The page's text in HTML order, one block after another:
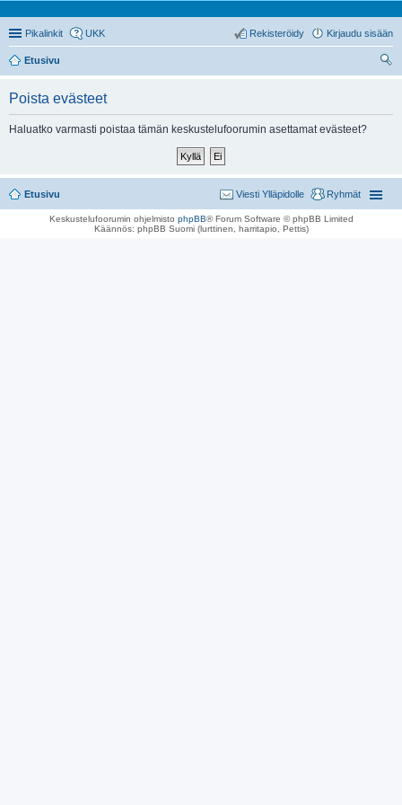
Pikalinkit UKK Kirjaudu sisään
Rekisteröidy
Etusivu
Poista evästeet
Haluatko varmasti poistaa tämän keskustelufoorumin asettamat evästeet?
Etusivu Ryhmät
Viesti Ylläpidolle
Keskustelufoorumin ohjelmisto phpBB® Forum Software © phpBB Limited
Käännös: phpBB Suomi (lurttinen, harritapio, Pettis)